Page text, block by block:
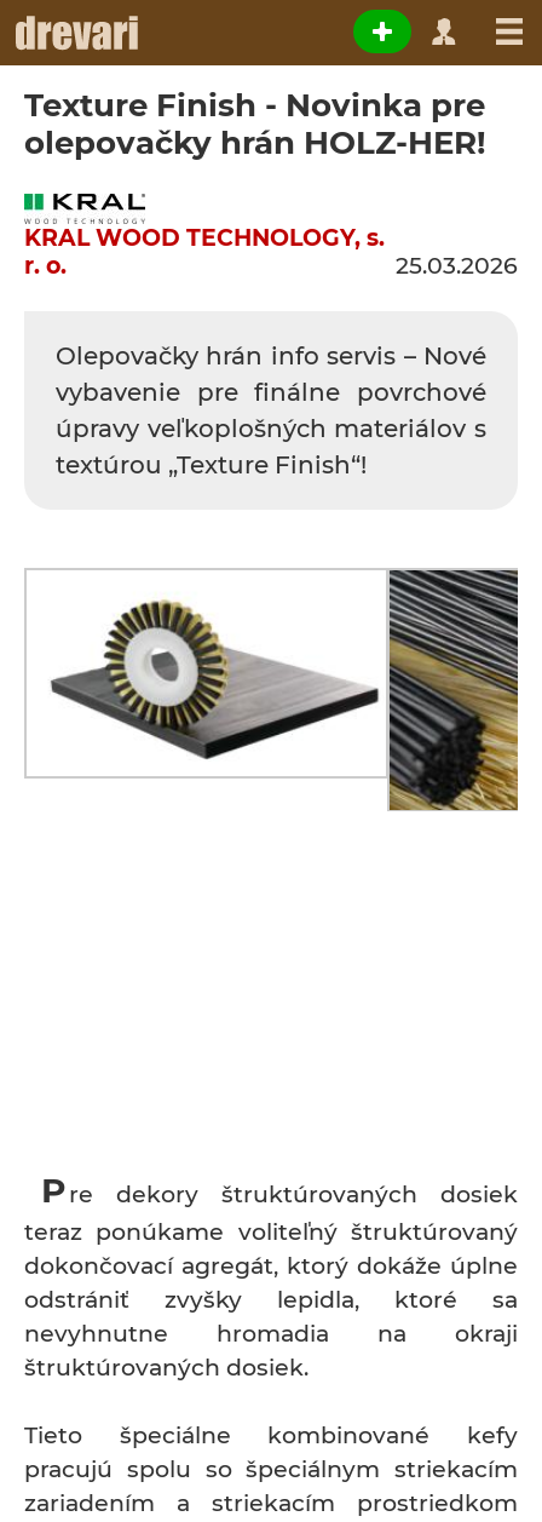
Texture Finish - Novinka pre
olepovačky hrán HOLZ-HER!
KRAL WOOD TECHNOLOGY, s.
r. o.
25.03.2026
Olepovačky hrán info servis – Nové
vybavenie pre finálne povrchové
úpravy veľkoplošných materiálov s
textúrou „Texture Finish“!
Pre dekory štruktúrovaných dosiek
teraz ponúkame voliteľný štruktúrovaný
dokončovací agregát, ktorý dokáže úplne
odstrániť zvyšky lepidla, ktoré sa
nevyhnutne hromadia na okraji
štruktúrovaných dosiek.
Tieto špeciálne kombinované kefy
pracujú spolu so špeciálnym striekacím
zariadením a striekacím prostriedkom